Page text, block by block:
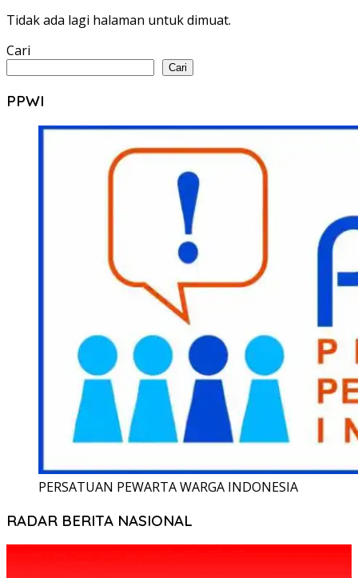
Tidak ada lagi halaman untuk dimuat.
Cari
Cari
PPWI
PERSATUAN PEWARTA WARGA INDONESIA
RADAR BERITA NASIONAL